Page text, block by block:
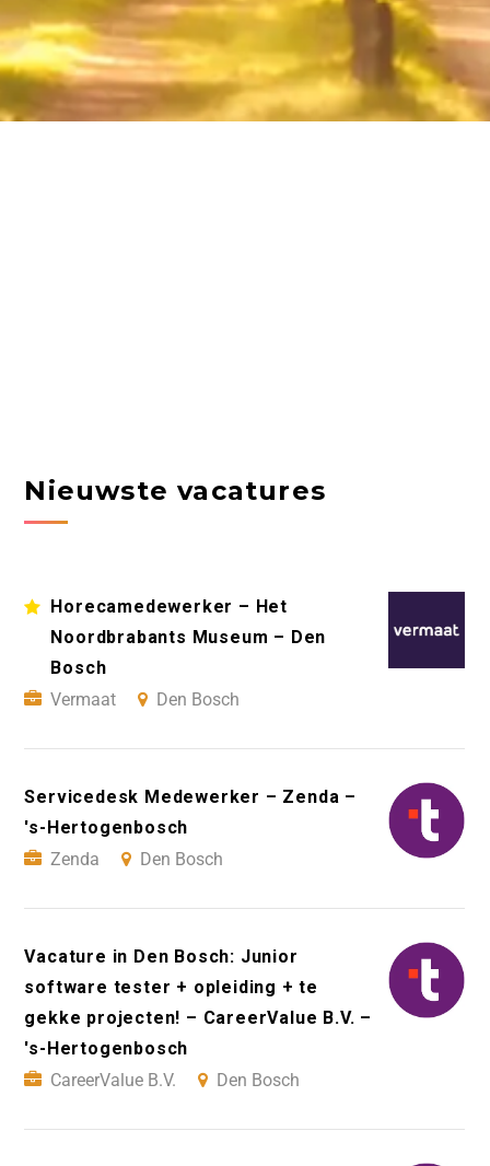
Nieuwste vacatures
Horecamedewerker – Het
Noordbrabants Museum – Den
Bosch
Vermaat
Den Bosch
Servicedesk Medewerker – Zenda –
's-Hertogenbosch
Zenda
Den Bosch
Vacature in Den Bosch: Junior
software tester + opleiding + te
gekke projecten! – CareerValue B.V. –
's-Hertogenbosch
CareerValue B.V.
Den Bosch